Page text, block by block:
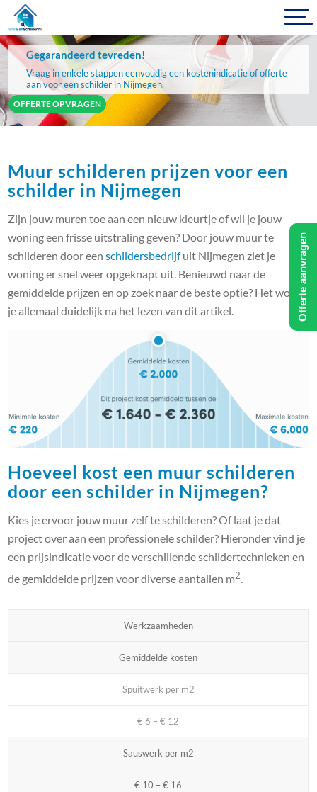
Gegarandeerd tevreden!
Vraag in enkele stappen eenvoudig een kostenindicatie of offerte
aan voor een schilder in Nijmegen.
OFFERTE OPVRAGEN
Muur schilderen prijzen voor een
schilder in Nijmegen
Zijn jouw muren toe aan een nieuw kleurtje of wil je jouw
woning een frisse uitstraling geven? Door jouw muur te
schilderen door eenschildersbedrijfuit Nijmegen ziet je
woning er snel weer opgeknapt uit. Benieuwd naar de
gemiddelde prijzen en op zoek naar de beste optie? Het wordt
je allemaal duidelijk na het lezen van dit artikel.
Hoeveel kost een muur schilderen
door een schilder in Nijmegen?
Kies je ervoor jouw muur zelf te schilderen? Of laat je dat
project over aan een professionele schilder? Hieronder vind je
een prijsindicatie voor de verschillende schildertechnieken en
de gemiddelde prijzen voor diverse aantallen m2.
Werkzaamheden
Gemiddelde kosten
Spuitwerk per m2
€ 6 – € 12
Sauswerk per m2
€ 10 – € 16
Offerte aanvragen